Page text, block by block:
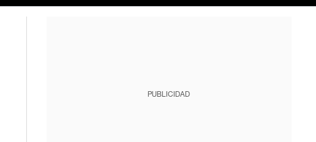
PUBLICIDAD